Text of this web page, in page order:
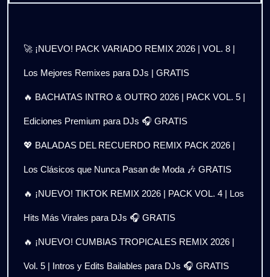
🚀 ¡NUEVO! PACK VARIADO REMIX 2026 | VOL. 8 |
Los Mejores Remixes para DJs | GRATIS
🔥 BACHATAS INTRO & OUTRO 2026 | PACK VOL. 5 |
Ediciones Premium para DJs 🎧 GRATIS
💖 BALADAS DEL RECUERDO REMIX PACK 2026 |
Los Clásicos que Nunca Pasan de Moda 🎶 GRATIS
🔥 ¡NUEVO! TIKTOK REMIX 2026 | PACK VOL. 4 | Los
Hits Más Virales para DJs 🎧 GRATIS
🔥 ¡NUEVO! CUMBIAS TROPICALES REMIX 2026 |
Vol. 5 | Intros y Edits Bailables para DJs 🎧 GRATIS